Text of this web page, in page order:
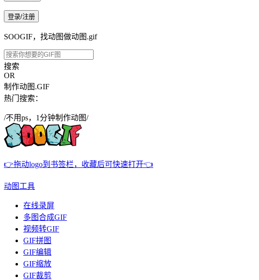
登录/注册
SOOGIF，找动图做动图.gif
搜索
OR
制作动图.GIF
热门搜索：
/不用ps，1分钟制作动图/
👉拖动logo到书签栏，收藏后可快速打开👈
动图工具
在线录屏
多图合成GIF
视频转GIF
GIF拼图
GIF编辑
GIF缩放
GIF裁剪